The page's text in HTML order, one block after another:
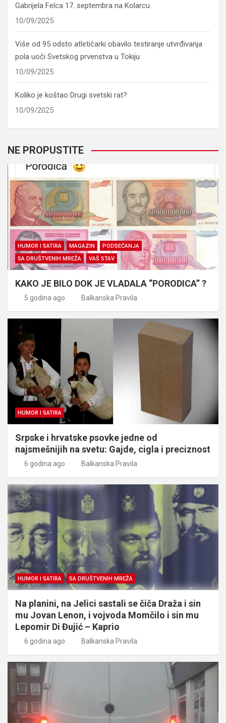
Gabrijela Felca 17. septembra na Kolarcu
10/09/2025
Više od 95 odsto atletičarki obavilo testiranje utvrđivanja
pola uoči Svetskog prvenstva u Tokiju
10/09/2025
Koliko je koštao Drugi svetski rat?
10/09/2025
NE PROPUSTITE
HUMOR I SATIRA MAGAZIN
PODSEĆANJA
SA DRUŠTVENIH MREŽA
VAŠ STAV
KAKO JE BILO DOK JE VLADALA “PORODICA” ?
5 godina ago Balkanska Pravila
HUMOR I SATIRA
Srpske i hrvatske psovke jedne od
najsmešnijih na svetu: Gajde, cigla i preciznost
6 godina ago Balkanska Pravila
HUMOR I SATIRA SA DRUŠTVENIH MREŽA
Na planini, na Jelici sastali se čiča Draža i sin
mu Jovan Lenon, i vojvoda Momčilo i sin mu
Lepomir Di Đujić – Kaprio
6 godina ago Balkanska Pravila